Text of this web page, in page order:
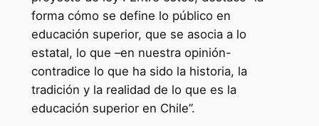
forma cómo se define lo público en
educación superior, que se asocia a lo
estatal, lo que –en nuestra opinión-
contradice lo que ha sido la historia, la
tradición y la realidad de lo que es la
educación superior en Chile”.